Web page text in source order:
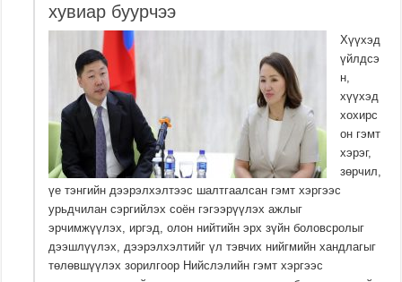
хувиар буурчээ
Хүүхэд
үйлдсэ
н,
хүүхэд
хохирс
он гэмт
хэрэг,
зөрчил,
үе тэнгийн дээрэлхэлтээс шалтгаалсан гэмт хэргээс
урьдчилан сэргийлэх соён гэгээрүүлэх ажлыг
эрчимжүүлэх, иргэд, олон нийтийн эрх зүйн боловсролыг
дээшлүүлэх, дээрэлхэлтийг үл тэвчих нийгмийн хандлагыг
төлөвшүүлэх зорилгоор Нийслэлийн гэмт хэргээс